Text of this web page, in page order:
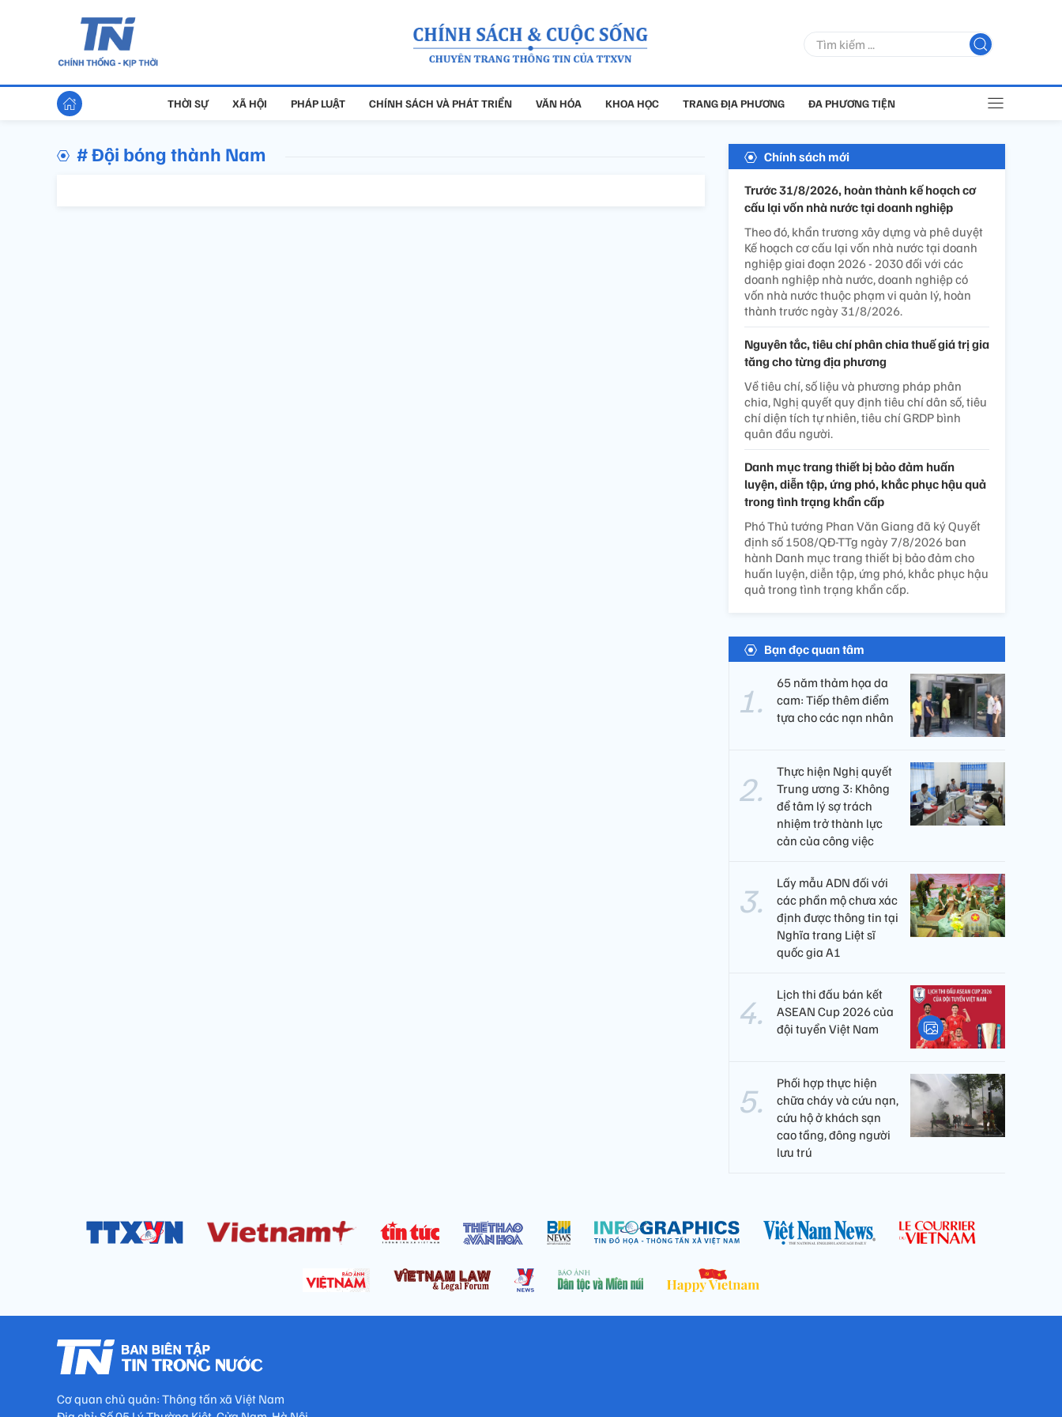
THỜI SỰ XÃ HỘI PHÁP LUẬT CHÍNH SÁCH VÀ PHÁT TRIỂN VĂN HÓA KHOA HỌC TRANG ĐỊA PHƯƠNG ĐA PHƯƠNG TIỆN
# Đội bóng thành Nam Chính sách mới
Trước 31/8/2026, hoàn thành kế hoạch cơ
cấu lại vốn nhà nước tại doanh nghiệp
Theo đó, khẩn trương xây dựng và phê duyệt
Kế hoạch cơ cấu lại vốn nhà nước tại doanh
nghiệp giai đoạn 2026 - 2030 đối với các
doanh nghiệp nhà nước, doanh nghiệp có
vốn nhà nước thuộc phạm vi quản lý, hoàn
thành trước ngày 31/8/2026.
Nguyên tắc, tiêu chí phân chia thuế giá trị gia
tăng cho từng địa phương
Về tiêu chí, số liệu và phương pháp phân
chia, Nghị quyết quy định tiêu chí dân số, tiêu
chí diện tích tự nhiên, tiêu chí GRDP bình
quân đầu người.
Danh mục trang thiết bị bảo đảm huấn
luyện, diễn tập, ứng phó, khắc phục hậu quả
trong tình trạng khẩn cấp
Phó Thủ tướng Phan Văn Giang đã ký Quyết
định số 1508/QĐ-TTg ngày 7/8/2026 ban
hành Danh mục trang thiết bị bảo đảm cho
huấn luyện, diễn tập, ứng phó, khắc phục hậu
quả trong tình trạng khẩn cấp.
Bạn đọc quan tâm
65 năm thảm họa da
cam: Tiếp thêm điểm
tựa cho các nạn nhân
Thực hiện Nghị quyết
Trung ương 3: Không
để tâm lý sợ trách
nhiệm trở thành lực
cản của công việc
Lấy mẫu ADN đối với
các phần mộ chưa xác
định được thông tin tại
Nghĩa trang Liệt sĩ
quốc gia A1
Lịch thi đấu bán kết
ASEAN Cup 2026 của
đội tuyển Việt Nam
Phối hợp thực hiện
chữa cháy và cứu nạn,
cứu hộ ở khách sạn
cao tầng, đông người
lưu trú
Cơ quan chủ quản: Thông tấn xã Việt Nam